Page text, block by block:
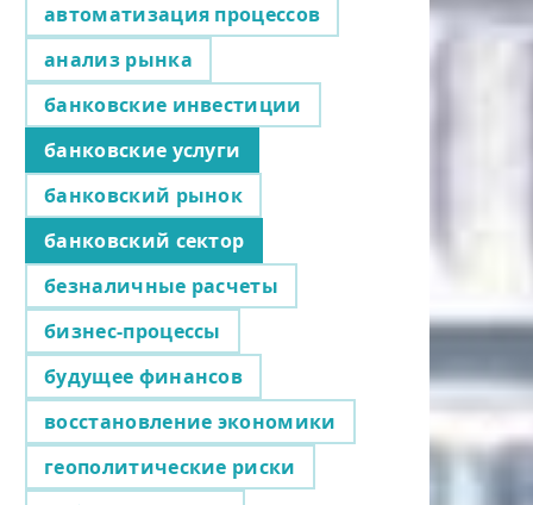
автоматизация процессов
анализ рынка
банковские инвестиции
банковские услуги
банковский рынок
банковский сектор
безналичные расчеты
бизнес-процессы
будущее финансов
восстановление экономики
геополитические риски